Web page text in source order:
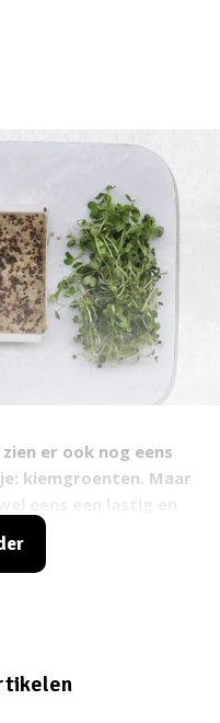
er ook nog eens
kiemgroenten. Maar
je als ondergrond,
je zaadjes nog vochtig